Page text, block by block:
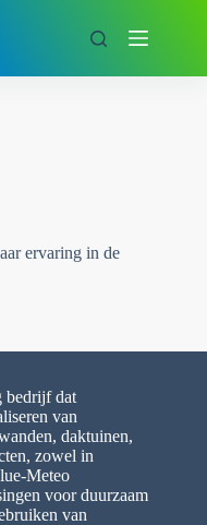
ervaring in de
bedrijf dat
van
daktuinen,
zowel in
Meteo
voor duurzaam
van